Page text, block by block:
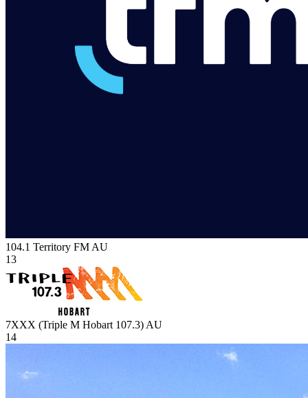
104.1 Territory FM AU
13
7XXX (Triple M Hobart 107.3) AU
14